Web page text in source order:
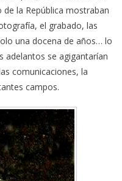
la República mostraban
el grabado, las
una docena de años… lo
adelantos se agigantarían
comunicaciones, la
campos.